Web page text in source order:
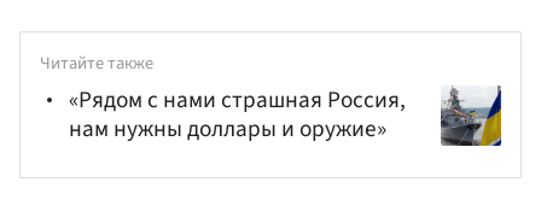
Читайте также
«Рядом с нами страшная Россия,
нам нужны доллары и оружие»